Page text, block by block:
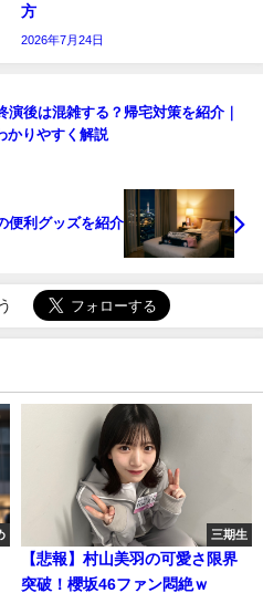
方
2026年7月24日
演後は混雑する？帰宅対策を紹介｜
かりやすく解説
便利グッズを紹介
三期生
【悲報】村山美羽の可愛さ限界
突破！櫻坂46ファン悶絶ｗ